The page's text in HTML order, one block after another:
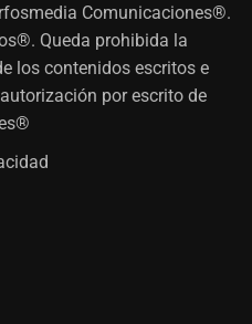
Comunicaciones®.
Queda prohibida la
los contenidos escritos e
por escrito de